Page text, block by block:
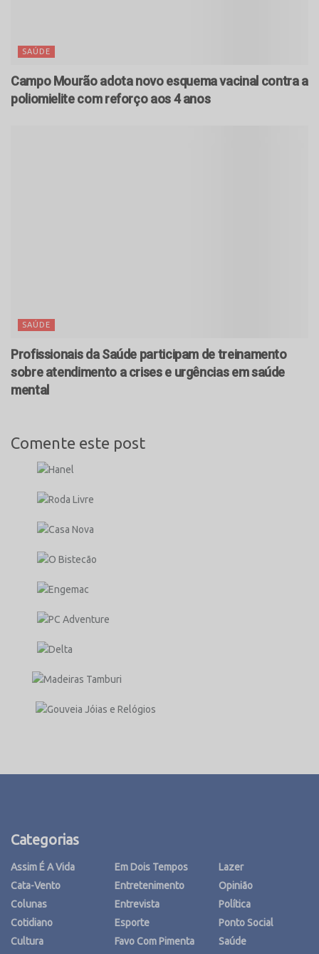
SAÚDE
Campo Mourão adota novo esquema vacinal contra a
poliomielite com reforço aos 4 anos
SAÚDE
Profissionais da Saúde participam de treinamento
sobre atendimento a crises e urgências em saúde
mental
Comente este post
Categorias
Assim É A Vida
Cata-Vento
Colunas
Cotidiano
Cultura
Em Dois Tempos
Entretenimento
Entrevista
Esporte
Favo Com Pimenta
Lazer
Opinião
Política
Ponto Social
Saúde